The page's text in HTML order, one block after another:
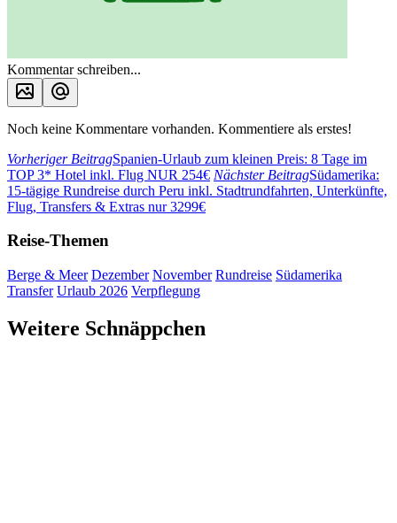
Kommentar schreiben...
Noch keine Kommentare vorhanden. Kommentiere als erstes!
Vorheriger BeitragSpanien-Urlaub zum kleinen Preis: 8 Tage im
TOP 3* Hotel inkl. Flug NUR 254€ Nächster BeitragSüdamerika:
15-tägige Rundreise durch Peru inkl. Stadtrundfahrten, Unterkünfte,
Flug, Transfers & Extras nur 3299€
Reise-Themen
Berge & Meer Dezember November Rundreise Südamerika
Transfer Urlaub 2026 Verpflegung
Weitere Schnäppchen